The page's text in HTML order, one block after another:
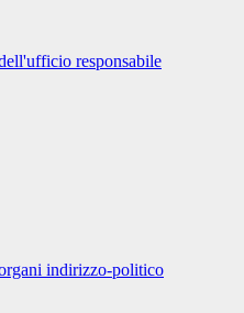
responsabile
indirizzo-politico